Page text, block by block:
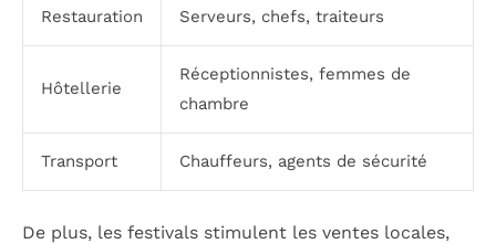
Restauration Serveurs, chefs, traiteurs
Hôtellerie
Réceptionnistes, femmes de
chambre
Transport Chauffeurs, agents de sécurité
De plus, les festivals stimulent les ventes locales,